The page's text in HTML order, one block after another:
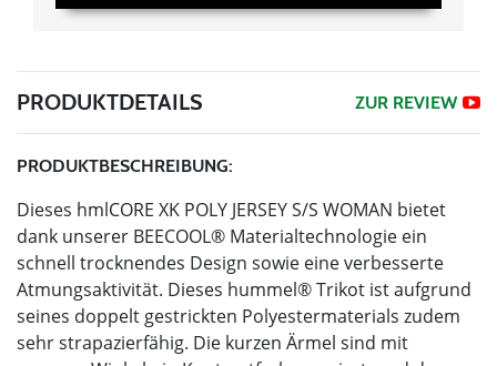
PRODUKTDETAILS ZUR REVIEW
PRODUKTBESCHREIBUNG:
Dieses hmlCORE XK POLY JERSEY S/S WOMAN bietet
dank unserer BEECOOL® Materialtechnologie ein
schnell trocknendes Design sowie eine verbesserte
Atmungsaktivität. Dieses hummel® Trikot ist aufgrund
seines doppelt gestrickten Polyestermaterials zudem
sehr strapazierfähig. Die kurzen Ärmel sind mit